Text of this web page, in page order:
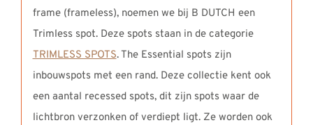
frame (frameless), noemen we bij B DUTCH een
Trimless spot. Deze spots staan in de categorie
TRIMLESS SPOTS. The Essential spots zijn
inbouwspots met een rand. Deze collectie kent ook
een aantal recessed spots, dit zijn spots waar de
lichtbron verzonken of verdiept ligt. Ze worden ook